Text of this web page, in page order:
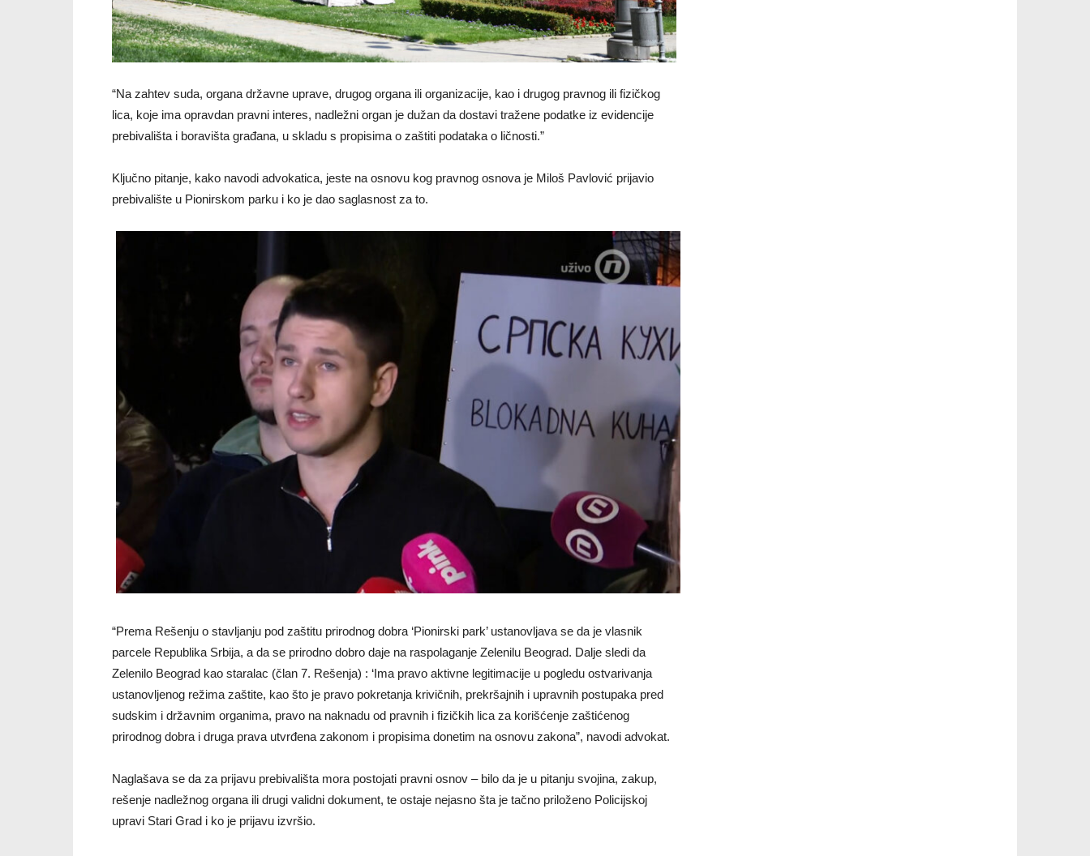
“Na zahtev suda, organa državne uprave, drugog organa ili organizacije, kao i drugog pravnog ili fizičkog
lica, koje ima opravdan pravni interes, nadležni organ je dužan da dostavi tražene podatke iz evidencije
prebivališta i boravišta građana, u skladu s propisima o zaštiti podataka o ličnosti.”
Ključno pitanje, kako navodi advokatica, jeste na osnovu kog pravnog osnova je Miloš Pavlović prijavio
prebivalište u Pionirskom parku i ko je dao saglasnost za to.
“Prema Rešenju o stavljanju pod zaštitu prirodnog dobra ‘Pionirski park’ ustanovljava se da je vlasnik
parcele Republika Srbija, a da se prirodno dobro daje na raspolaganje Zelenilu Beograd. Dalje sledi da
Zelenilo Beograd kao staralac (član 7. Rešenja) : ‘Ima pravo aktivne legitimacije u pogledu ostvarivanja
ustanovljenog režima zaštite, kao što je pravo pokretanja krivičnih, prekršajnih i upravnih postupaka pred
sudskim i državnim organima, pravo na naknadu od pravnih i fizičkih lica za korišćenje zaštićenog
prirodnog dobra i druga prava utvrđena zakonom i propisima donetim na osnovu zakona”, navodi advokat.
Naglašava se da za prijavu prebivališta mora postojati pravni osnov – bilo da je u pitanju svojina, zakup,
rešenje nadležnog organa ili drugi validni dokument, te ostaje nejasno šta je tačno priloženo Policijskoj
upravi Stari Grad i ko je prijavu izvršio.